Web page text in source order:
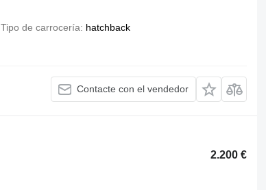
Tipo de carrocería hatchback
Contacte con el vendedor
2.200 €